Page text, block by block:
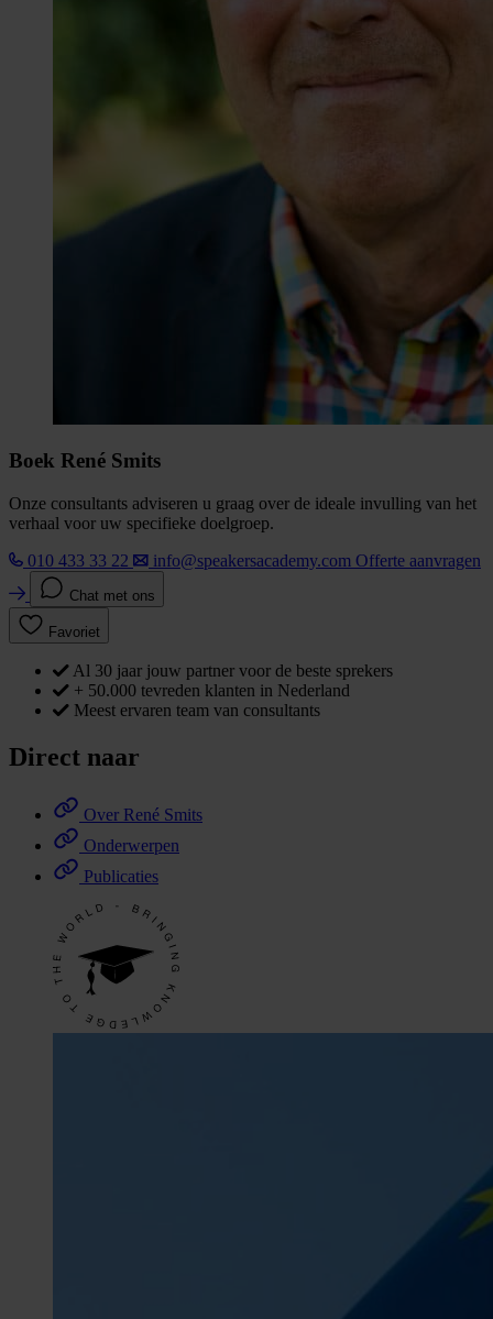
Boek René Smits
Onze consultants adviseren u graag over de ideale invulling van het
verhaal voor uw specifieke doelgroep.
010 433 33 22
info@speakersacademy.com Offerte aanvragen
Chat met ons
Favoriet
Al 30 jaar jouw partner voor de beste sprekers
+ 50.000 tevreden klanten in Nederland
Meest ervaren team van consultants
Direct naar
Over René Smits
Onderwerpen
Publicaties